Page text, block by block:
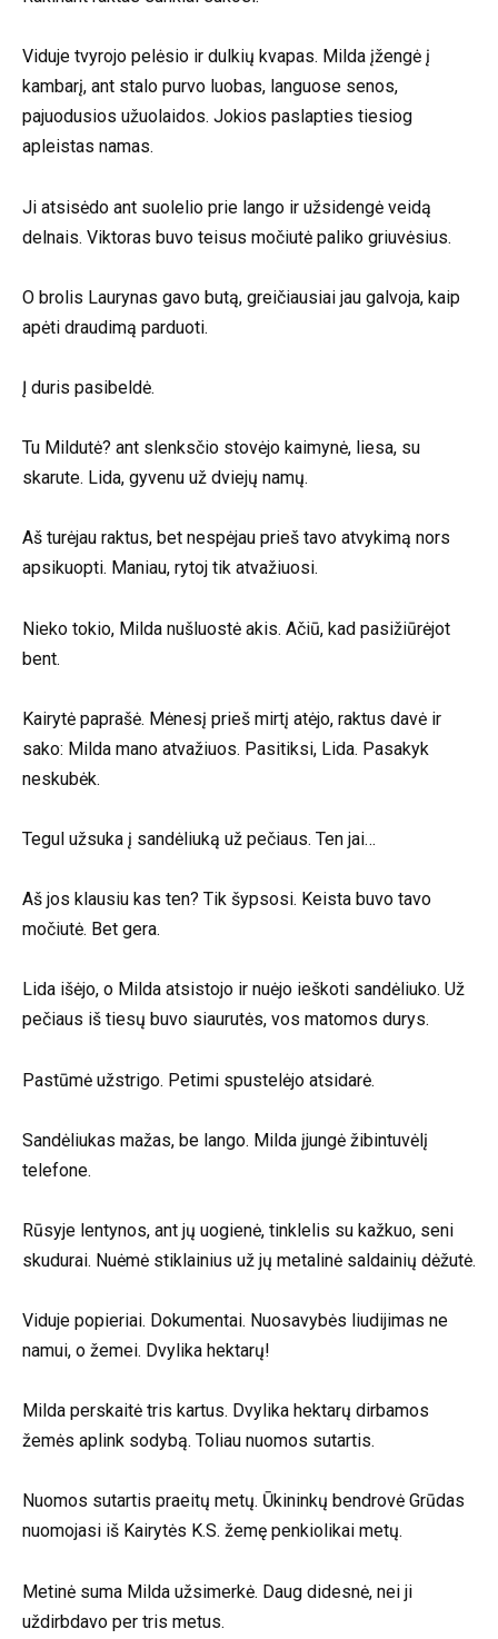
Viduje tvyrojo pelėsio ir dulkių kvapas. Milda įžengė į
kambarį, ant stalo purvo luobas, languose senos,
pajuodusios užuolaidos. Jokios paslapties tiesiog
apleistas namas.
Ji atsisėdo ant suolelio prie lango ir užsidengė veidą
delnais. Viktoras buvo teisus močiutė paliko griuvėsius.
O brolis Laurynas gavo butą, greičiausiai jau galvoja, kaip
apėti draudimą parduoti.
Į duris pasibeldė.
Tu Mildutė? ant slenksčio stovėjo kaimynė, liesa, su
skarute. Lida, gyvenu už dviejų namų.
Aš turėjau raktus, bet nespėjau prieš tavo atvykimą nors
apsikuopti. Maniau, rytoj tik atvažiuosi.
Nieko tokio, Milda nušluostė akis. Ačiū, kad pasižiūrėjot
bent.
Kairytė paprašė. Mėnesį prieš mirtį atėjo, raktus davė ir
sako: Milda mano atvažiuos. Pasitiksi, Lida. Pasakyk
neskubėk.
Tegul užsuka į sandėliuką už pečiaus. Ten jai…
Aš jos klausiu kas ten? Tik šypsosi. Keista buvo tavo
močiutė. Bet gera.
Lida išėjo, o Milda atsistojo ir nuėjo ieškoti sandėliuko. Už
pečiaus iš tiesų buvo siaurutės, vos matomos durys.
Pastūmė užstrigo. Petimi spustelėjo atsidarė.
Sandėliukas mažas, be lango. Milda įjungė žibintuvėlį
telefone.
Rūsyje lentynos, ant jų uogienė, tinklelis su kažkuo, seni
skudurai. Nuėmė stiklainius už jų metalinė saldainių dėžutė.
Viduje popieriai. Dokumentai. Nuosavybės liudijimas ne
namui, o žemei. Dvylika hektarų!
Milda perskaitė tris kartus. Dvylika hektarų dirbamos
žemės aplink sodybą. Toliau nuomos sutartis.
Nuomos sutartis praeitų metų. Ūkininkų bendrovė Grūdas
nuomojasi iš Kairytės K.S. žemę penkiolikai metų.
Metinė suma Milda užsimerkė. Daug didesnė, nei ji
uždirbdavo per tris metus.